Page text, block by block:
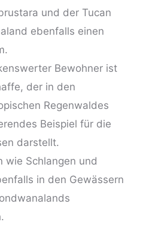
und der Tucan
ebenfalls einen
Bewohner ist
der in den
Regenwaldes
Beispiel für die
darstellt.
wie Schlangen und
in den Gewässern